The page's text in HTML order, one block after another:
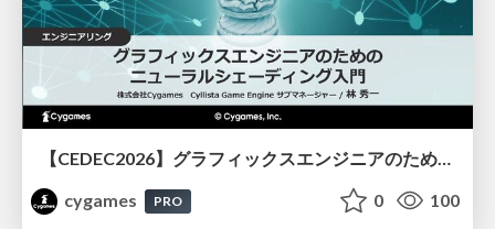
【CEDEC2026】グラフィックスエンジニアのためのニューラルシェーディング入門
cygames
PRO 0 100